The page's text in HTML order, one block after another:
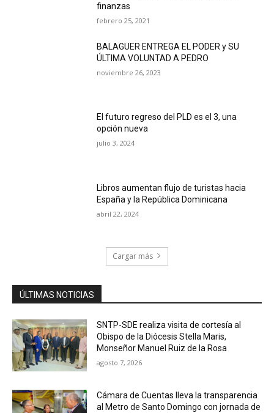
finanzas
febrero 25, 2021
BALAGUER ENTREGA EL PODER y SU
ÚLTIMA VOLUNTAD A PEDRO
noviembre 26, 2023
El futuro regreso del PLD es el 3, una
opción nueva
julio 3, 2024
Libros aumentan flujo de turistas hacia
España y la República Dominicana
abril 22, 2024
Cargar más
ÚLTIMAS NOTICIAS
SNTP-SDE realiza visita de cortesía al
Obispo de la Diócesis Stella Maris,
Monseñor Manuel Ruiz de la Rosa
agosto 7, 2026
Cámara de Cuentas lleva la transparencia
al Metro de Santo Domingo con jornada de